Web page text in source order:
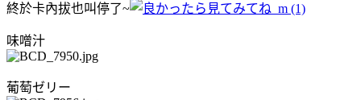
終於卡內拔也叫停了~
味噌汁
葡萄ゼリー